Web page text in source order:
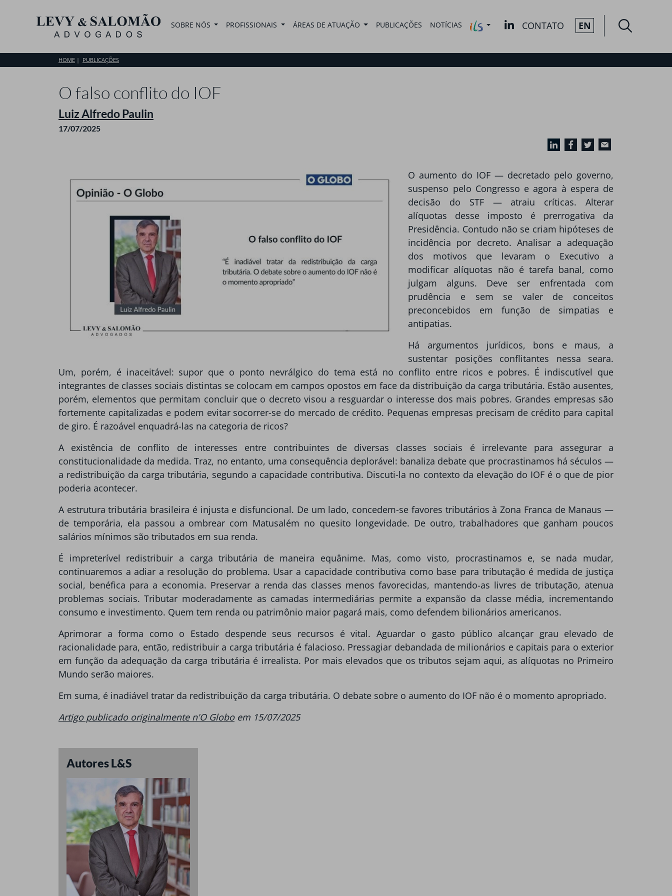
SOBRE NÓS PROFISSIONAIS ÁREAS DE ATUAÇÃO PUBLICAÇÕES NOTÍCIAS CONTATO EN
HOME PUBLICAÇÕES
O falso conflito do IOF
Luiz Alfredo Paulin
17/07/2025
O aumento do IOF — decretado pelo governo,
suspenso pelo Congresso e agora à espera de
decisão do STF — atraiu críticas. Alterar
alíquotas desse imposto é prerrogativa da
Presidência. Contudo não se criam hipóteses de
incidência por decreto. Analisar a adequação
dos motivos que levaram o Executivo a
modificar alíquotas não é tarefa banal, como
julgam alguns. Deve ser enfrentada com
prudência e sem se valer de conceitos
preconcebidos em função de simpatias e
antipatias.
Há argumentos jurídicos, bons e maus, a
sustentar posições conflitantes nessa seara.
Um, porém, é inaceitável: supor que o ponto nevrálgico do tema está no conflito entre ricos e pobres. É indiscutível que
integrantes de classes sociais distintas se colocam em campos opostos em face da distribuição da carga tributária. Estão ausentes,
porém, elementos que permitam concluir que o decreto visou a resguardar o interesse dos mais pobres. Grandes empresas são
fortemente capitalizadas e podem evitar socorrer-se do mercado de crédito. Pequenas empresas precisam de crédito para capital
de giro. É razoável enquadrá-las na categoria de ricos?
A existência de conflito de interesses entre contribuintes de diversas classes sociais é irrelevante para assegurar a
constitucionalidade da medida. Traz, no entanto, uma consequência deplorável: banaliza debate que procrastinamos há séculos —
a redistribuição da carga tributária, segundo a capacidade contributiva. Discuti-la no contexto da elevação do IOF é o que de pior
poderia acontecer.
A estrutura tributária brasileira é injusta e disfuncional. De um lado, concedem-se favores tributários à Zona Franca de Manaus —
de temporária, ela passou a ombrear com Matusalém no quesito longevidade. De outro, trabalhadores que ganham poucos
salários mínimos são tributados em sua renda.
É impreterível redistribuir a carga tributária de maneira equânime. Mas, como visto, procrastinamos e, se nada mudar,
continuaremos a adiar a resolução do problema. Usar a capacidade contributiva como base para tributação é medida de justiça
social, benéfica para a economia. Preservar a renda das classes menos favorecidas, mantendo-as livres de tributação, atenua
problemas sociais. Tributar moderadamente as camadas intermediárias permite a expansão da classe média, incrementando
consumo e investimento. Quem tem renda ou patrimônio maior pagará mais, como defendem bilionários americanos.
Aprimorar a forma como o Estado despende seus recursos é vital. Aguardar o gasto público alcançar grau elevado de
racionalidade para, então, redistribuir a carga tributária é falacioso. Pressagiar debandada de milionários e capitais para o exterior
em função da adequação da carga tributária é irrealista. Por mais elevados que os tributos sejam aqui, as alíquotas no Primeiro
Mundo serão maiores.
Em suma, é inadiável tratar da redistribuição da carga tributária. O debate sobre o aumento do IOF não é o momento apropriado.
Artigo publicado originalmente n'O Globoem 15/07/2025
Autores L&S